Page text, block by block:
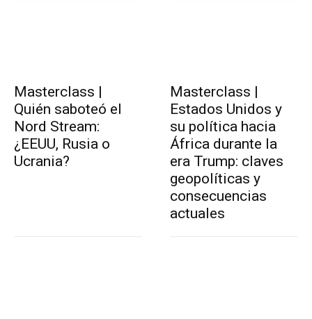
Masterclass |
Quién saboteó el
Nord Stream:
¿EEUU, Rusia o
Ucrania?
Masterclass |
Estados Unidos y
su política hacia
África durante la
era Trump: claves
geopolíticas y
consecuencias
actuales